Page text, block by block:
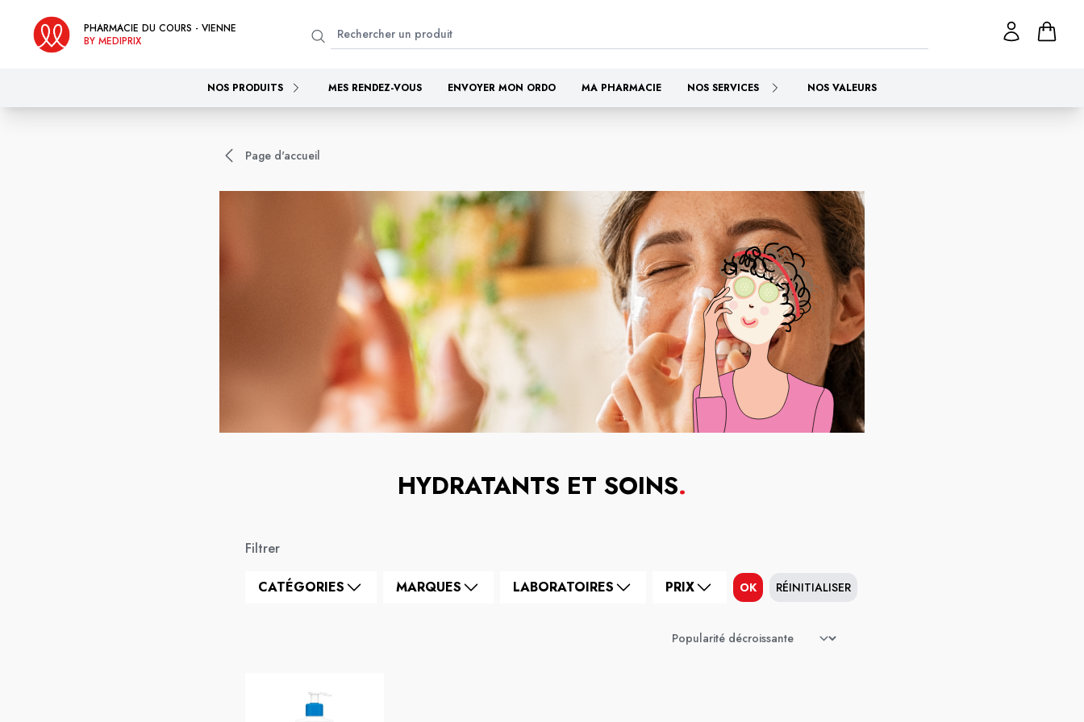
PHARMACIE DU COURS - VIENNE
BY MEDIPRIX
NOS PRODUITS MES RENDEZ-VOUS ENVOYER MON ORDO MA PHARMACIE NOS SERVICES NOS VALEURS
Page d'accueil
HYDRATANTS ET SOINS.
Filtrer
CATÉGORIES MARQUES LABORATOIRES PRIX OK RÉINITIALISER